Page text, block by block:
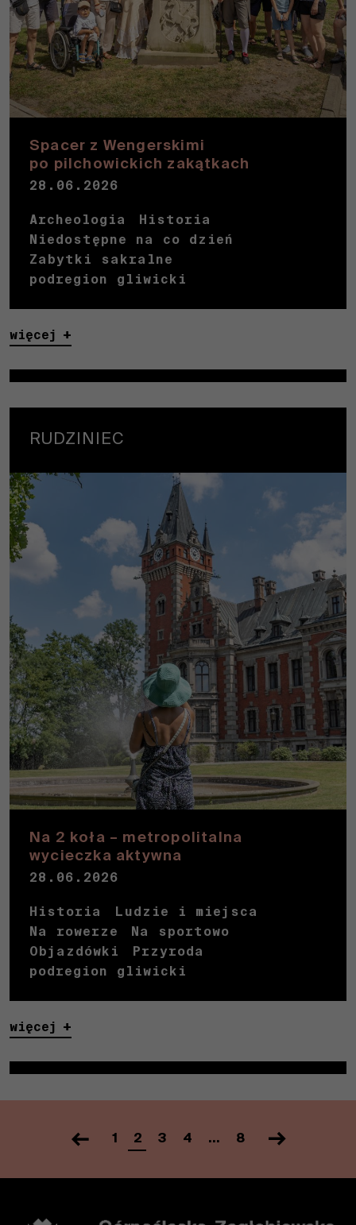
Spacer z Wengerskimi
po pilchowickich zakątkach
28.06.2026
Archeologia
Historia
Niedostępne na co dzień
Zabytki sakralne
podregion gliwicki
więcej
RUDZINIEC
Na 2 koła – metropolitalna
wycieczka aktywna
28.06.2026
Historia
Ludzie i miejsca
Na rowerze
Na sportowo
Objazdówki
Przyroda
podregion gliwicki
więcej
Nawigacja
1 2 3 4 … 8